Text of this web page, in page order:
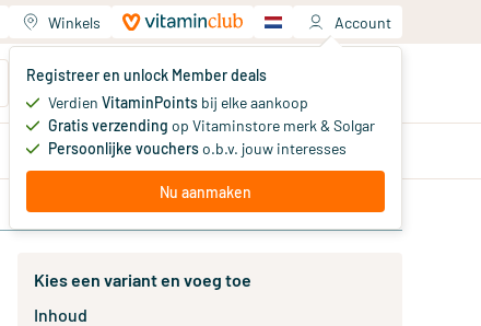
Winkels Account
Registreer en unlock Member deals
Verdien VitaminPoints bij elke aankoop
Gratis verzending op Vitaminstore merk & Solgar
Persoonlijke voucherso.b.v. jouw interesses
Nu aanmaken
Jouw winkelwagen
Je hebt nog geen producten
Aanbiedingen Memberdeals
Kies een variant en voeg toe
Inhoud